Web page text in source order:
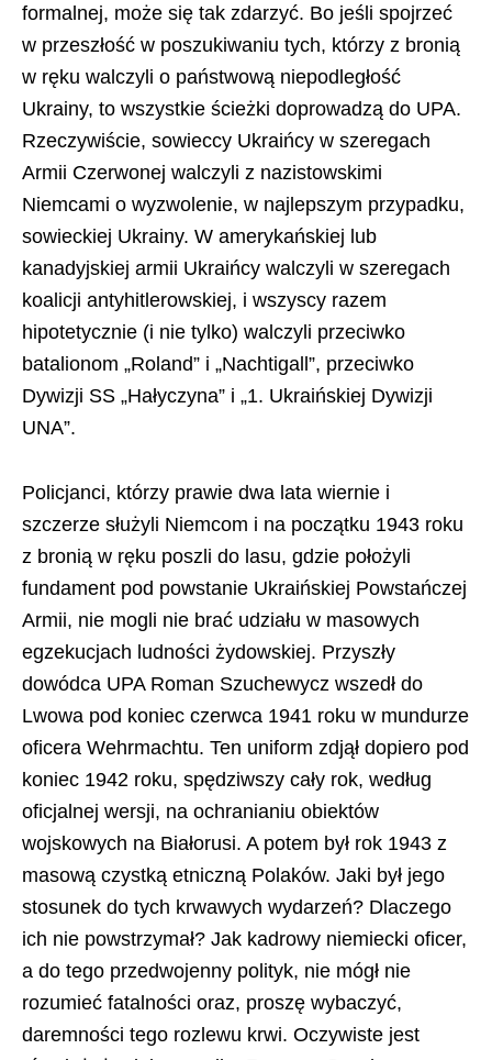
formalnej, może się tak zdarzyć. Bo jeśli spojrzeć
w przeszłość w poszukiwaniu tych, którzy z bronią
w ręku walczyli o państwową niepodległość
Ukrainy, to wszystkie ścieżki doprowadzą do UPA.
Rzeczywiście, sowieccy Ukraińcy w szeregach
Armii Czerwonej walczyli z nazistowskimi
Niemcami o wyzwolenie, w najlepszym przypadku,
sowieckiej Ukrainy. W amerykańskiej lub
kanadyjskiej armii Ukraińcy walczyli w szeregach
koalicji antyhitlerowskiej, i wszyscy razem
hipotetycznie (i nie tylko) walczyli przeciwko
batalionom „Roland” i „Nachtigall”, przeciwko
Dywizji SS „Hałyczyna” i „1. Ukraińskiej Dywizji
UNA”.
Policjanci, którzy prawie dwa lata wiernie i
szczerze służyli Niemcom i na początku 1943 roku
z bronią w ręku poszli do lasu, gdzie położyli
fundament pod powstanie Ukraińskiej Powstańczej
Armii, nie mogli nie brać udziału w masowych
egzekucjach ludności żydowskiej. Przyszły
dowódca UPA Roman Szuchewycz wszedł do
Lwowa pod koniec czerwca 1941 roku w mundurze
oficera Wehrmachtu. Ten uniform zdjął dopiero pod
koniec 1942 roku, spędziwszy cały rok, według
oficjalnej wersji, na ochranianiu obiektów
wojskowych na Białorusi. A potem był rok 1943 z
masową czystką etniczną Polaków. Jaki był jego
stosunek do tych krwawych wydarzeń? Dlaczego
ich nie powstrzymał? Jak kadrowy niemiecki oficer,
a do tego przedwojenny polityk, nie mógł nie
rozumieć fatalności oraz, proszę wybaczyć,
daremności tego rozlewu krwi. Oczywiste jest